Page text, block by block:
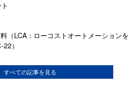
（LCA：ローコストオートメーションを
）
すべての記事を見る